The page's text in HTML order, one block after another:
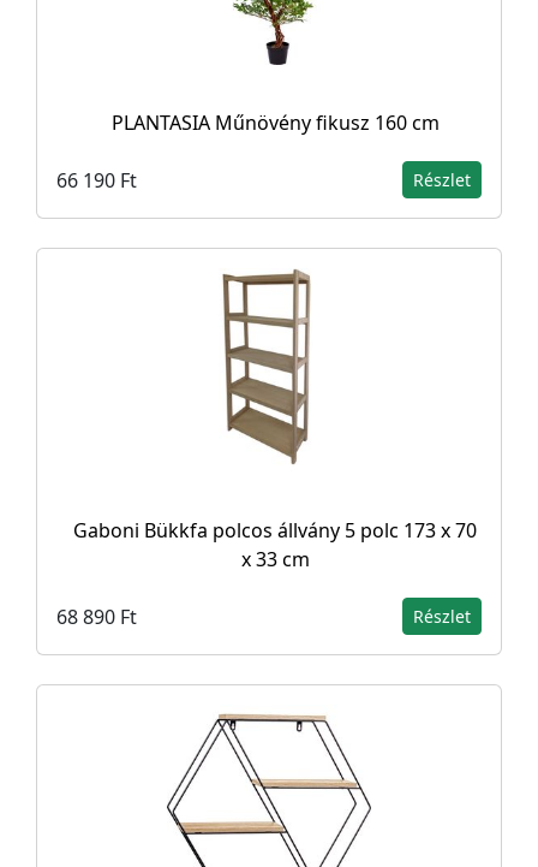
PLANTASIA Műnövény fikusz 160 cm
66 190 Ft Részlet
Gaboni Bükkfa polcos állvány 5 polc 173 x 70
x 33 cm
68 890 Ft Részlet